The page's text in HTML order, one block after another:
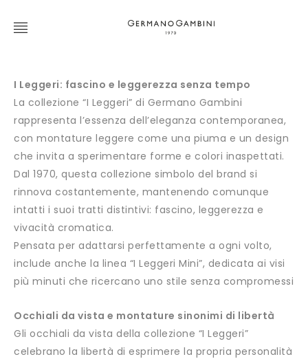
I Leggeri: fascino e leggerezza senza tempo
La collezione “I Leggeri” di Germano Gambini
rappresenta l’essenza dell’eleganza contemporanea,
con montature leggere come una piuma e un design
che invita a sperimentare forme e colori inaspettati.
Dal 1970, questa collezione simbolo del brand si
rinnova costantemente, mantenendo comunque
intatti i suoi tratti distintivi: fascino, leggerezza e
vivacità cromatica.
Pensata per adattarsi perfettamente a ogni volto,
include anche la linea “I Leggeri Mini”, dedicata ai visi
più minuti che ricercano uno stile senza compromessi
Occhiali da vista e montature sinonimi di libertà
Gli occhiali da vista della collezione “I Leggeri”
celebrano la libertà di esprimere la propria personalità